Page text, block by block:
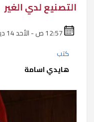
التصنيع لدي الغير
كتب
هايدي اسامة